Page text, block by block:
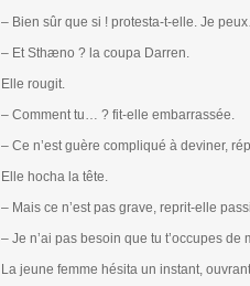
– Bien sûr que si ! protesta-t-elle. Je
– Et Sthæno ? la coupa Darren.
Elle rougit.
– Comment tu… ? fit-elle embarrassée.
– Ce n’est guère compliqué à deviner,
Elle hocha la tête.
– Mais ce n’est pas grave, reprit-elle
– Je n’ai pas besoin que tu t’occupes
La jeune femme hésita un instant,